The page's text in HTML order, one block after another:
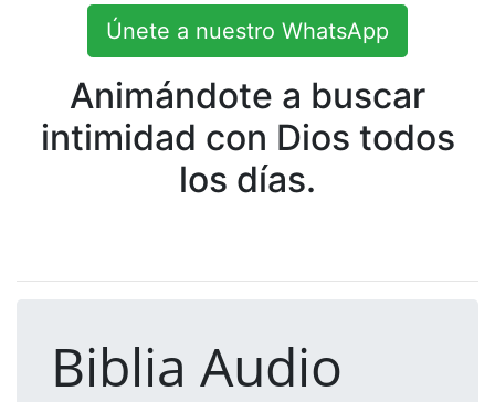
Únete a nuestro WhatsApp
Animándote a buscar
intimidad con Dios todos
los días.
Biblia Audio